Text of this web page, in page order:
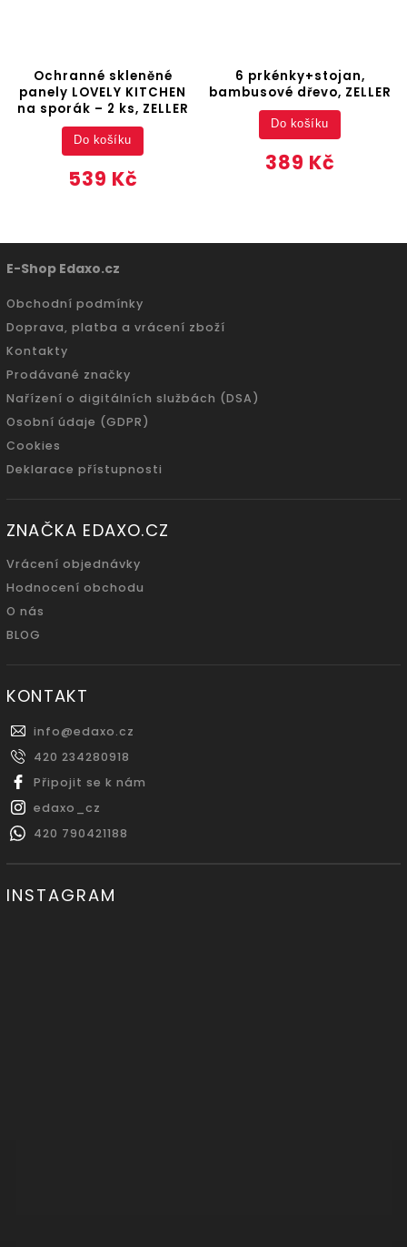
Ochranné skleněné
panely LOVELY KITCHEN
na sporák – 2 ks, ZELLER
539 Kč
Do košíku
6 prkénky+stojan,
bambusové dřevo, ZELLER
389 Kč
Do košíku
E-Shop Edaxo.cz
Obchodní podmínky
Doprava, platba a vrácení zboží
Kontakty
Prodávané značky
Nařízení o digitálních službách (DSA)
Osobní údaje (GDPR)
Cookies
Deklarace přístupnosti
ZNAČKA EDAXO.CZ
Vrácení objednávky
Hodnocení obchodu
O nás
BLOG
KONTAKT
info@edaxo.cz
420 234280918
Připojit se k nám
edaxo_cz
420 790421188
INSTAGRAM